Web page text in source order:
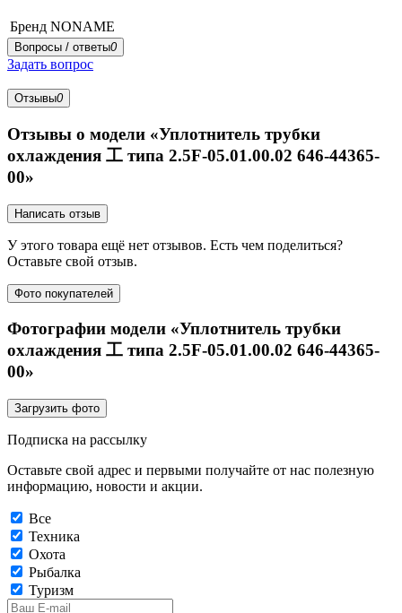
Бренд NONAME
Вопросы / ответы0
Задать вопрос
Отзывы0
Отзывы о модели «Уплотнитель трубки
охлаждения 工 типа 2.5F-05.01.00.02 646-44365-
00»
Написать отзыв
У этого товара ещё нет отзывов. Есть чем поделиться?
Оставьте свой отзыв.
Фото покупателей
Фотографии модели «Уплотнитель трубки
охлаждения 工 типа 2.5F-05.01.00.02 646-44365-
00»
Загрузить фото
Подписка на рассылку
Оставьте свой адрес и первыми получайте от нас полезную
информацию, новости и акции.
Все
Техника
Охота
Рыбалка
Туризм